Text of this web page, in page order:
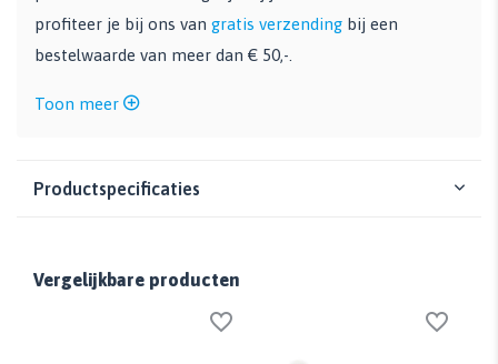
profiteer je bij ons van gratis verzending bij een
bestelwaarde van meer dan € 50,-.
Toon meer
Productspecificaties
Vergelijkbare producten